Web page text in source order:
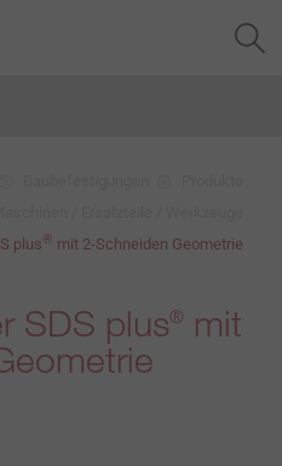
plus® mit 2-Schneiden Geometrie
SDS plus® mit